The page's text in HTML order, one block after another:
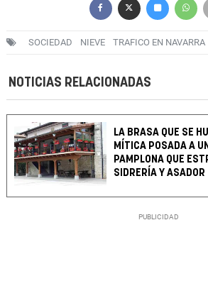
SOCIEDAD NIEVE TRAFICO EN NAVARRA
NOTICIAS RELACIONADAS
LA BRASA QUE SE
MÍTICA POSADA A
PAMPLONA QUE
SIDRERÍA Y ASADOR